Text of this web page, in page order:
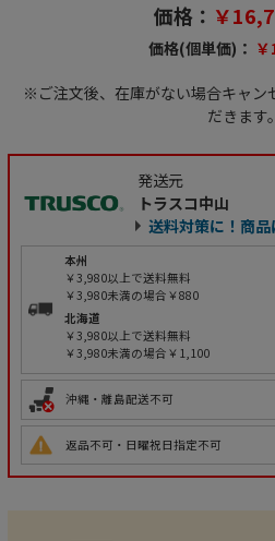
価格： ￥
価格(個単価)：
※ご注文後、在庫がない場合キャン
だきます。
発送元
トラスコ中山
送料対策に！商品
本州
￥3,980以上で送料無料
￥3,980未満の場合￥880
北海道
￥3,980以上で送料無料
￥3,980未満の場合￥1,100
沖縄・離島配送不可
返品不可・日曜祝日指定不可